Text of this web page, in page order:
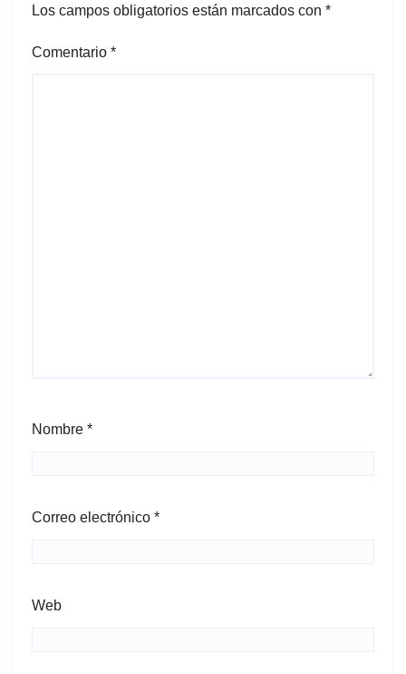
Los campos obligatorios están marcados con *
Comentario *
Nombre *
Correo electrónico *
Web